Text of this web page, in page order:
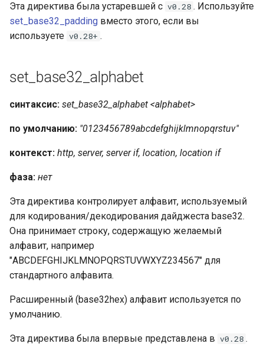
Эта директива была устаревшей с v0.28 . Используйте
set_base32_padding вместо этого, если вы
используете v0.28+ .
set_base32_alphabet
синтаксис: set_base32_alphabet <alphabet>
по умолчанию: "0123456789abcdefghijklmnopqrstuv"
контекст: http, server, server if, location, location if
фаза: нет
Эта директива контролирует алфавит, используемый
для кодирования/декодирования дайджеста base32.
Она принимает строку, содержащую желаемый
алфавит, например
"ABCDEFGHIJKLMNOPQRSTUVWXYZ234567" для
стандартного алфавита.
Расширенный (base32hex) алфавит используется по
умолчанию.
Эта директива была впервые представлена в v0.28 .